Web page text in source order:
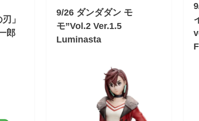
」
郎
9/26 ダンダダン モ
モ”Vol.2 Ver.1.5
Luminasta